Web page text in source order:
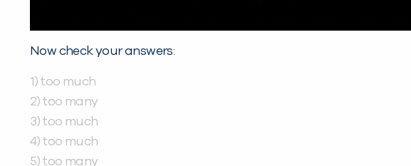
Now check your answers:
1) too much
2) too many
3) too much
4) too much
5) too many